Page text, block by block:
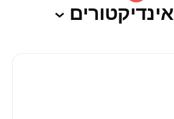
אינדיקטורים